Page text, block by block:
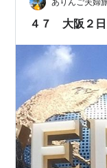
ーサル・スタジ
ニバーサル・ス
び運営に関する
1996年3月、上
ー・エス・ジェイ
1997年4月、本店
1998年3月、米国
他ユニバーサル
スタジオ・ジャ
４７ 大阪２